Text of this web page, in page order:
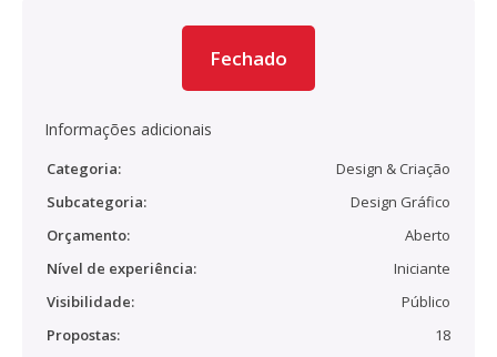
Fechado
Informações adicionais
Categoria:
Design & Criação
Subcategoria:
Design Gráfico
Orçamento:
Aberto
Nível de experiência:
Iniciante
Visibilidade:
Público
Propostas:
18